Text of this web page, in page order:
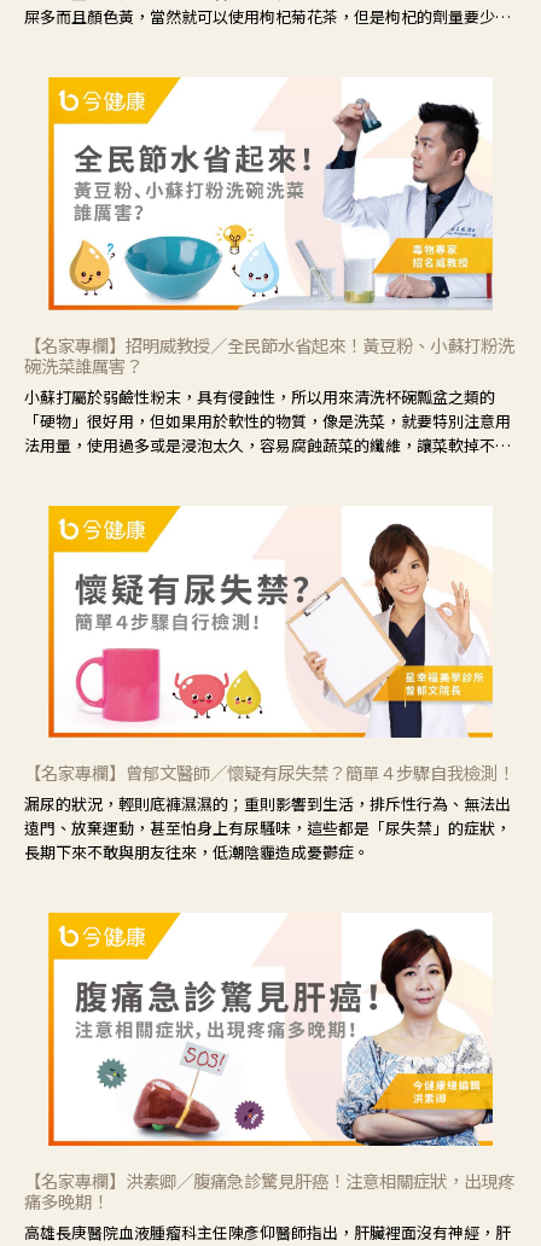
屎多而且顏色黃，當然就可以使用枸杞菊花茶，但是枸杞的劑量要少，
候就要使用菊花、金銀花來治療；假如單純的眼睛乾澀，結膜沒有紅，
眼睛周圍沒有眼屎，這種情況是屬於「陰虛」，就可以使用枸杞、蓮
藕、麥門冬、山藥等比較滋潤的藥材，效果就更顯著。
【名家專欄】招明威教授／全民節水省起來！黃豆粉、小蘇打粉洗
碗洗菜誰厲害？
小蘇打屬於弱鹼性粉末，具有侵蝕性，所以用來清洗杯碗瓢盆之類的
「硬物」很好用，但如果用於軟性的物質，像是洗菜，就要特別注意用
法用量，使用過多或是浸泡太久，容易腐蝕蔬菜的纖維，讓菜軟掉不清
【名家專欄】曾郁文醫師／懷疑有尿失禁？簡單４步驟自我檢測！
漏尿的狀況，輕則底褲濕濕的；重則影響到生活，排斥性行為、無法出
遠門、放棄運動，甚至怕身上有尿騷味，這些都是「尿失禁」的症狀，
長期下來不敢與朋友往來，低潮陰霾造成憂鬱症。
【名家專欄】洪素卿／腹痛急診驚見肝癌！注意相關症狀，出現疼
痛多晚期！
高雄長庚醫院血液腫瘤科主任陳彥仰醫師指出，肝臟裡面沒有神經，肝